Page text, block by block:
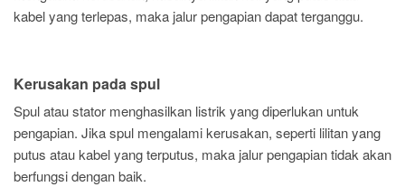
kabel yang terlepas, maka jalur pengapian dapat terganggu.
Kerusakan pada spul
Spul atau stator menghasilkan listrik yang diperlukan untuk
pengapian. Jika spul mengalami kerusakan, seperti lilitan yang
putus atau kabel yang terputus, maka jalur pengapian tidak akan
berfungsi dengan baik.